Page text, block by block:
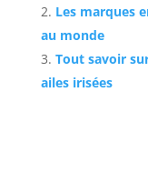
Les marques
au monde
Tout savoir
ailes irisées